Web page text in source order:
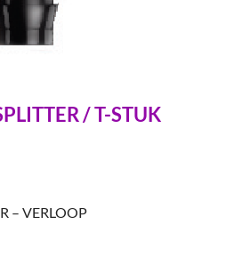
/ T-STUK
– VERLOOP